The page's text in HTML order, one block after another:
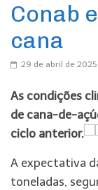
Conab
cana
29 de abril de 2025
As condições
de cana-de-
ciclo anterior.
A expectativa
toneladas,